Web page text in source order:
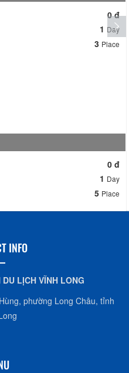
0 đ
1 Day
3 Place
INFO
phường Long Châu, tỉnh